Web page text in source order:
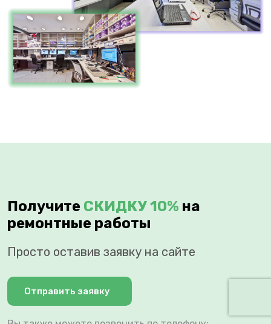
Получите СКИДКУ 10% на
ремонтные работы
Просто оставив заявку на сайте
Отправить заявку